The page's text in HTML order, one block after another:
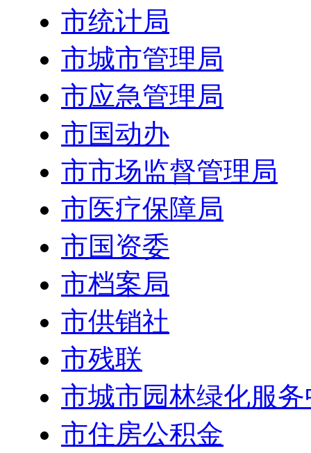
市统计局
市城市管理局
市应急管理局
市国动办
市市场监督管理局
市医疗保障局
市国资委
市档案局
市供销社
市残联
市城市园林绿化服
市住房公积金